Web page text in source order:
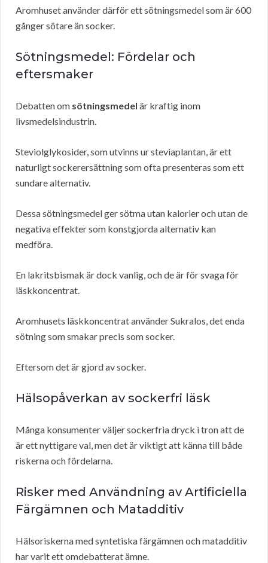
Aromhuset använder därför ett sötningsmedel som är 600
gånger sötare än socker.
Sötningsmedel: Fördelar och
eftersmaker
Debatten om sötningsmedel är kraftig inom
livsmedelsindustrin.
Steviolglykosider, som utvinns ur steviaplantan, är ett
naturligt sockerersättning som ofta presenteras som ett
sundare alternativ.
Dessa sötningsmedel ger sötma utan kalorier och utan de
negativa effekter som konstgjorda alternativ kan
medföra.
En lakritsbismak är dock vanlig, och de är för svaga för
läskkoncentrat.
Aromhusets läskkoncentrat använder Sukralos, det enda
sötning som smakar precis som socker.
Eftersom det är gjord av socker.
Hälsopåverkan av sockerfri läsk
Många konsumenter väljer sockerfria dryck i tron att de
är ett nyttigare val, men det är viktigt att känna till både
riskerna och fördelarna.
Risker med Användning av Artificiella
Färgämnen och Matadditiv
Hälsoriskerna med syntetiska färgämnen och matadditiv
har varit ett omdebatterat ämne.